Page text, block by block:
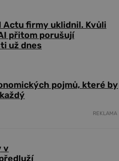
Actu firmy uklidnil. Kvůli
přitom porušují
už dnes
pojmů, které by
REKLAMA
v